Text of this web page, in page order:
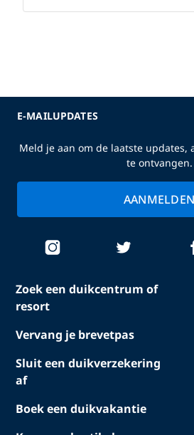
Zoek een duikcentrum of
resort
Vervang je brevetpas
Sluit een duikverzekering
af
Boek een duikvakantie
E-MAILUPDATES
Meld je aan om de laatste updates,
te ontvangen.
AANMELDEN